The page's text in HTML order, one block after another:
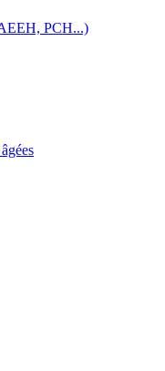
PCH...)